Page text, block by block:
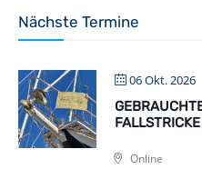
Nächste Termine
06 Okt. 2026
Online